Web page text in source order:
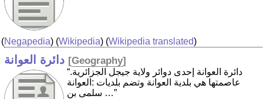
(Negapedia) (Wikipedia) (Wikipedia translated)
دائرة العوانة [Geography]
“دائرة العوانة إحدى دوائر ولاية جيجل الجزائرية.
عاصمتها هي بلدية العوانة وتضم بلديات :العوانة
سلمى بن …”